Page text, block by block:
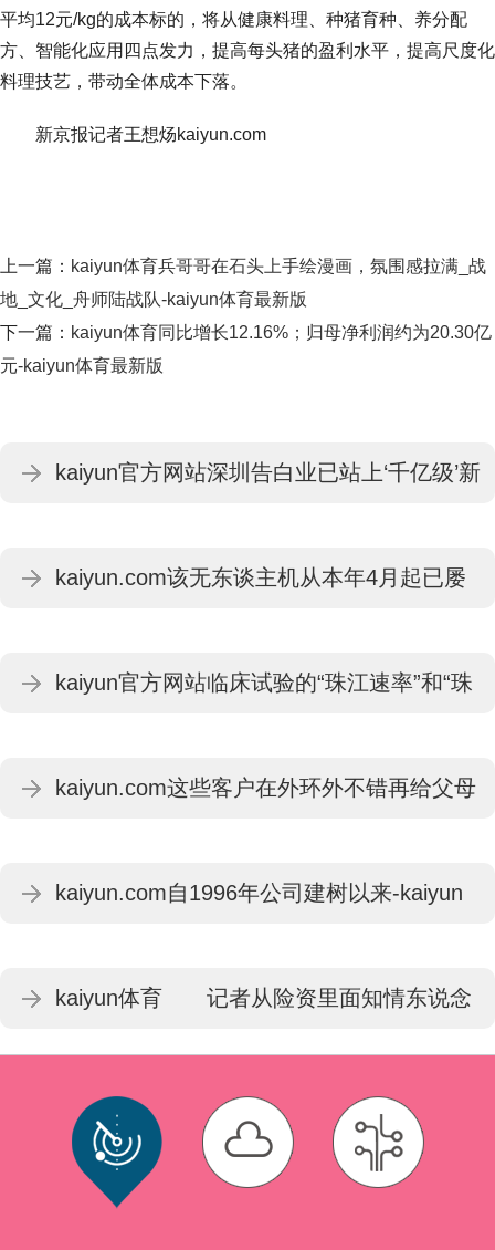
平均12元/kg的成本标的，将从健康料理、种猪育种、养分配
方、智能化应用四点发力，提高每头猪的盈利水平，提高尺度化
料理技艺，带动全体成本下落。
新京报记者王想炀kaiyun.com
上一篇： kaiyun体育兵哥哥在石头上手绘漫画，氛围感拉满_战
地_文化_舟师陆战队-kaiyun体育最新版
下一篇： kaiyun体育同比增长12.16%；归母净利润约为20.30亿
元-kaiyun体育最新版
kaiyun官方网站深圳告白业已站上‘千亿级’新
kaiyun.com该无东谈主机从本年4月起已屡
kaiyun官方网站临床试验的“珠江速率”和“珠
kaiyun.com这些客户在外环外不错再给父母
kaiyun.com自1996年公司建树以来-kaiyun
kaiyun体育 记者从险资里面知情东说念
主士处独家获悉-kaiyun体育最新版